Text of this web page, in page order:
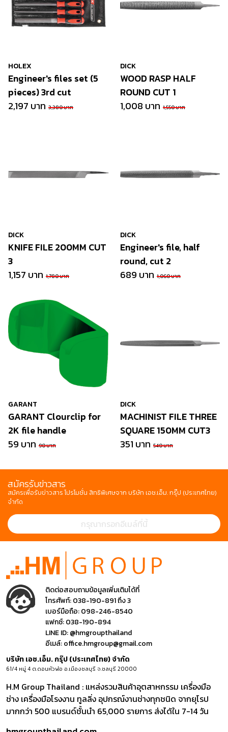
HOLEX
Engineer's files set (5
pieces) 3rd cut
2,197 บาท 3,380 บาท
DICK
WOOD RASP HALF
ROUND CUT 1
1,008 บาท 1,550 บาท
DICK
KNIFE FILE 200MM CUT
3
1,157 บาท 1,780 บาท
DICK
Engineer's file, half
round, cut 2
689 บาท 1,060 บาท
GARANT
GARANT Clourclip for
2K file handle
59 บาท 90 บาท
DICK
MACHINIST FILE THREE
SQUARE 150MM CUT3
351 บาท 540 บาท
สมัครรับข่าวสาร
สมัครเพื่อรับข่าวสาร โปรโมชั่น สิทธิพิเศษจาก บริษัท เอช.เอ็ม. กรุ๊ป (ประเทศไทย)
จำกัด
ติดต่อสอบถามข้อมูลเพิ่มเติมได้ที่
โทรศัพท์:038-190-891 ถึง 3
เบอร์มือถือ:098-246-8540
แฟกซ์:038-190-894
LINE ID:@hmgroupthailand
อีเมล์:office.hmgroup@gmail.com
บริษัท เอช.เอ็ม. กรุ๊ป (ประเทศไทย) จำกัด
61/4 หมู่ 4 ต.ดอนหัวฬ่อ อ.เมืองชลบุรี จ.ชลบุรี 20000
H.M Group Thailand : แหล่งรวมสินค้าอุตสาหกรรม เครื่องมือ
ช่าง เครื่องมือโรงงาน ทูลลิ่ง อุปกรณ์งานช่างทุกชนิด จากยุโรป
มากกว่า 500 แบรนด์ชั้นนำ 65,000 รายการ ส่งได้ใน 7-14 วัน